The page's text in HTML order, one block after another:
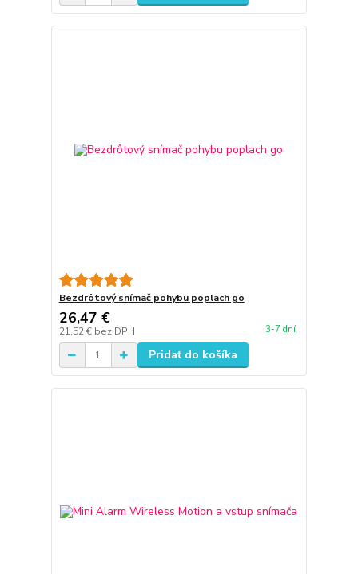
Bezdrôtový snímač pohybu poplach go
26,47 €
21,52 € bez DPH 3-7 dní
Pridať do košíka